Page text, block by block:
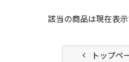
該当の商品は現在表示
chevron_left トップペ